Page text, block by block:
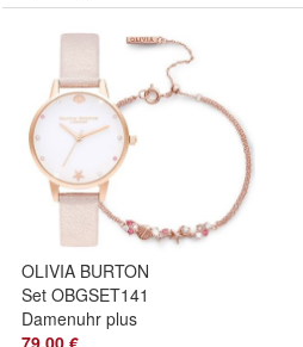
OLIVIA BURTON
Set OBGSET141
Damenuhr plus
Armband 30mm Uhr
79,00 €